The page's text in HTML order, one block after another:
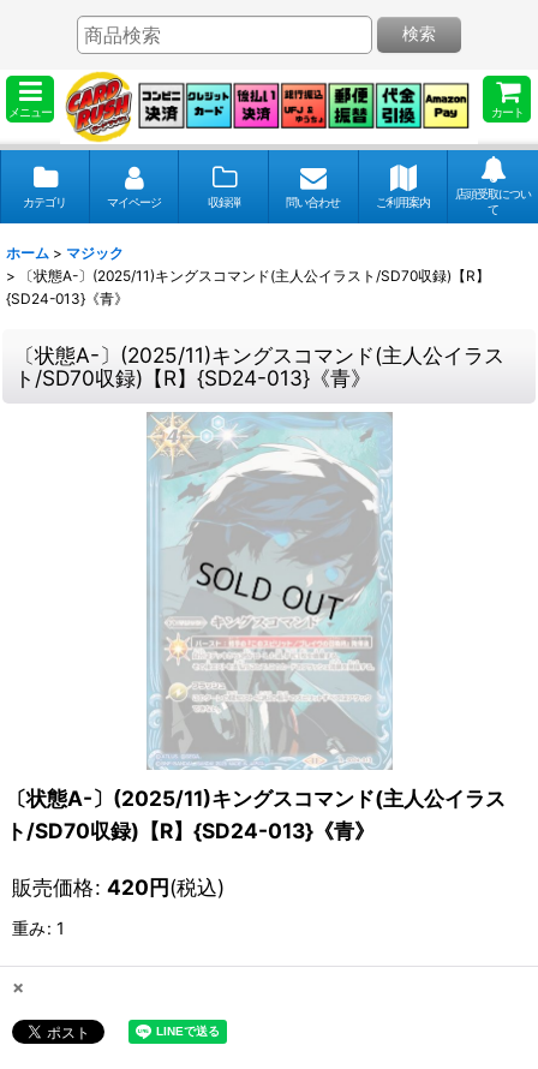
メニュー カート
検索
カテゴリ マイページ 収録弾 問い合わせ ご利用案内
店頭受取につい
て
ホーム > マジック
>
〔状態A-〕(2025/11)キングスコマンド(主人公イラスト/SD70収録)【R】
{SD24-013}《青》
〔状態A-〕(2025/11)キングスコマンド(主人公イラス
ト/SD70収録)【R】{SD24-013}《青》
〔状態A-〕(2025/11)キングスコマンド(主人公イラス
ト/SD70収録)【R】{SD24-013}《青》
販売価格: 420円(税込)
重み: 1
×